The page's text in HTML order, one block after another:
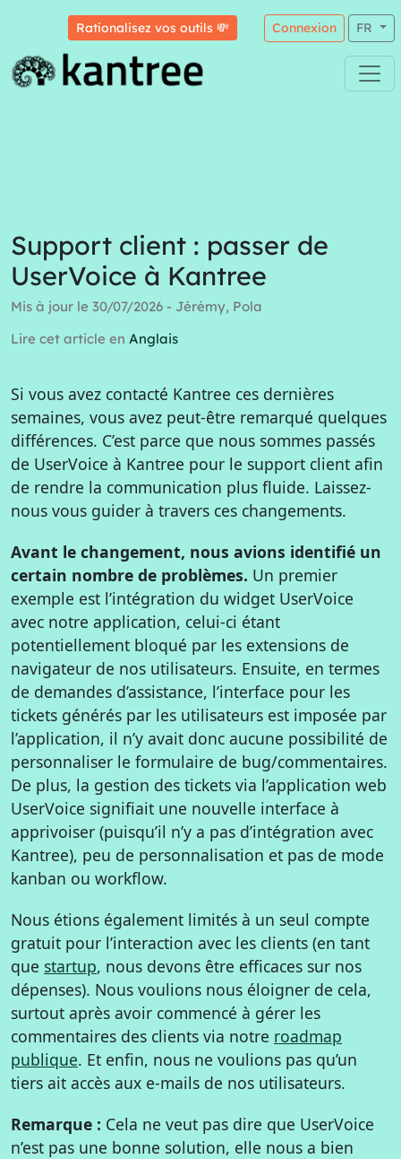
Rationalisez vos outils 💸 Connexion FR
Support client : passer de
UserVoice à Kantree
Mis à jour le 30/07/2026 - Jérémy, Pola
Lire cet article en Anglais
Si vous avez contacté Kantree ces dernières
semaines, vous avez peut-être remarqué quelques
différences. C’est parce que nous sommes passés
de UserVoice à Kantree pour le support client afin
de rendre la communication plus fluide. Laissez-
nous vous guider à travers ces changements.
Avant le changement, nous avions identifié un
certain nombre de problèmes. Un premier
exemple est l’intégration du widget UserVoice
avec notre application, celui-ci étant
potentiellement bloqué par les extensions de
navigateur de nos utilisateurs. Ensuite, en termes
de demandes d’assistance, l’interface pour les
tickets générés par les utilisateurs est imposée par
l’application, il n’y avait donc aucune possibilité de
personnaliser le formulaire de bug/commentaires.
De plus, la gestion des tickets via l’application web
UserVoice signifiait une nouvelle interface à
apprivoiser (puisqu’il n’y a pas d’intégration avec
Kantree), peu de personnalisation et pas de mode
kanban ou workflow.
Nous étions également limités à un seul compte
gratuit pour l’interaction avec les clients (en tant
que startup, nous devons être efficaces sur nos
dépenses). Nous voulions nous éloigner de cela,
surtout après avoir commencé à gérer les
commentaires des clients via notre roadmap
publique. Et enfin, nous ne voulions pas qu’un
tiers ait accès aux e-mails de nos utilisateurs.
Remarque : Cela ne veut pas dire que UserVoice
n’est pas une bonne solution, elle nous a bien